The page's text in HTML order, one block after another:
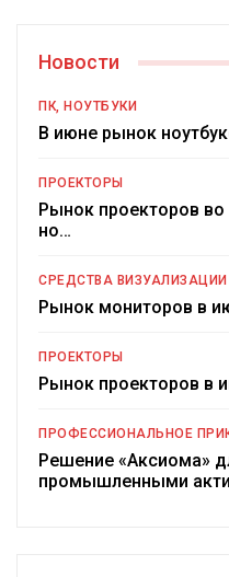
Новости
ПК, НОУТБУКИ
В июне рынок
ПРОЕКТОРЫ
Рынок проекторов во
но…
СРЕДСТВА ВИЗУАЛИЗАЦИИ
Рынок мониторов в
ПРОЕКТОРЫ
Рынок проекторов в
ПРОФЕССИОНАЛЬНОЕ
Решение «Аксиома»
промышленными